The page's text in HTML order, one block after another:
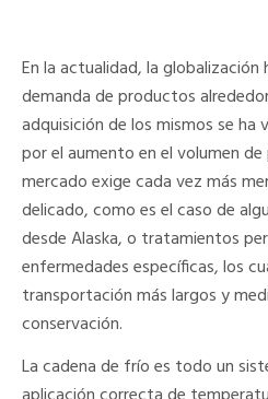
En la actualidad, la
demanda de productos
adquisición de los mismos se
por el aumento en el volumen
mercado exige cada vez más
delicado, como es el caso de
desde Alaska, o tratamientos
enfermedades específicas, los
transportación más largos y
conservación.
La cadena de frío es todo un